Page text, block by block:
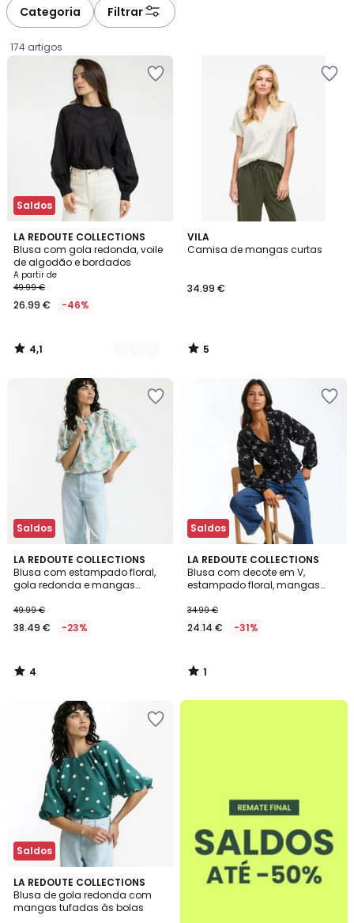
Categoria Filtrar
174 artigos
Saldos
LA REDOUTE COLLECTIONS
Blusa com gola redonda, voile
de algodão e bordados
Preço
a
partir
26.99
€
desconto
aplicado.
A partir de
49.99 €
26.99 € -46%
4,1
/ 5
2
Cores
4,1
/
VILA
Camisa de mangas curtas
34.99 €
5
/
5
/
Saldos
LA REDOUTE COLLECTIONS
Blusa com estampado floral,
gola redonda e mangas
49.99 €
38.49 € -23%
4
/
5
4
/
Saldos
LA REDOUTE COLLECTIONS
Blusa com decote em V,
estampado floral, mangas
34.99 €
24.14 € -31%
1
/
5
1
/
Saldos
LA REDOUTE COLLECTIONS
Blusa de gola redonda com
mangas tufadas às bolas
até